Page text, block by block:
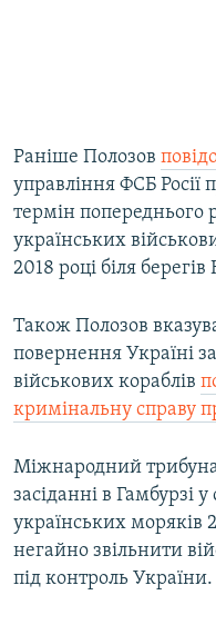
Раніше Полозов
управління ФСБ Росії
термін попереднього
українських
2018 році біля
Також Полозов
повернення Україні
військових кораблів
кримінальну справу
Міжнародний
засіданні в Гамбурзі
українських моряків
негайно звільнити
під контроль України.